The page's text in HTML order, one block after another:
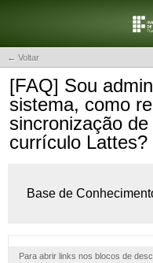
← Voltar
[FAQ] Sou
sistema, como
sincronização
currículo Lattes?
Base de
Para abrir links nos blocos de